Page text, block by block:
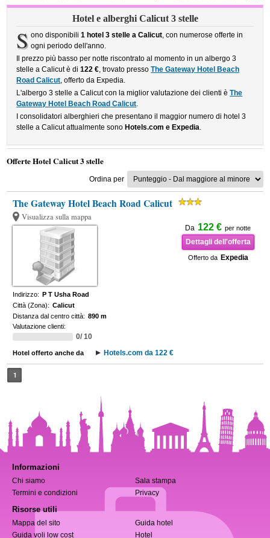
Hotel e alberghi Calicut 3 stelle
S ono disponibili 1 hotel 3 stelle a Calicut, con numerose offerte in
ogni periodo dell'anno.
Il prezzo più basso per notte riscontrato al momento in un albergo 3
stelle a Calicut è di122 €, trovato pressoThe Gateway Hotel Beach
Road Calicut, offerto da Expedia.
L'albergo 3 stelle a Calicut con la miglior valutazione dei clienti èThe
Gateway Hotel Beach Road Calicut.
I consolidatori alberghieri che presentano il maggior numero di hotel 3
stelle a Calicut attualmente sono Hotels.com e Expedia.
Offerte Hotel Calicut 3 stelle
Ordina per
The Gateway Hotel Beach Road Calicut
Visualizza sulla mappa
Da 122 € per notte
Dettagli dell'offerta
Offerto da Expedia
Indirizzo: P T Usha Road
Città (Zona): Calicut
Distanza dal centro città: 890 m
Valutazione clienti:
0/ 10
Hotel offerto anche da Hotels.com da 122 €
1
Informazioni
Chi siamo
Sala stampa
Termini e condizioni
Privacy
Risorse utili
Mappa del sito
Guida hotel
Guida voli low cost
Hotel